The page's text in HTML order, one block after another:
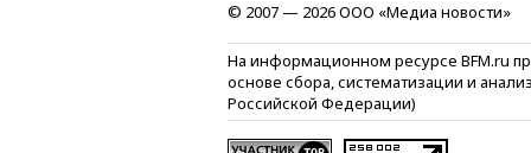
© 2007 — 2026 ООО «Медиа новости»
На информационном ресурсе BFM.ru
основе сбора, систематизации и
Российской Федерации)